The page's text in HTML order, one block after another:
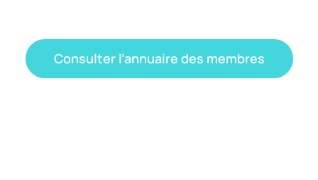
Consulter l’annuaire des membres